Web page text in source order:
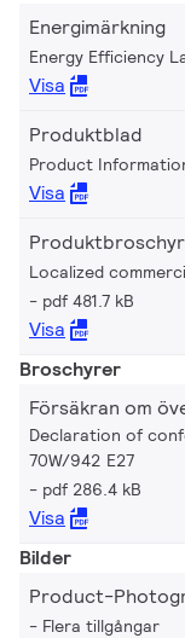
Energimärkning
Energy Efficiency
Visa
Produktblad
Product
Visa
Produktbroschyr
Localized
pdf 481.7 kB
Visa
Broschyrer
Försäkran om
Declaration of
70W/942 E27
pdf 286.4 kB
Visa
Bilder
Product-
Flera tillgångar